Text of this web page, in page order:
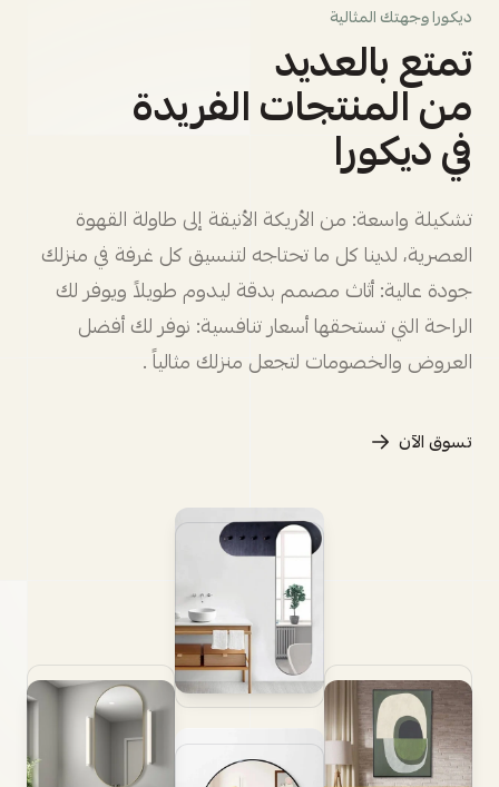
ديكورا وجهتك المثالية
تمتع بالعديد
من المنتجات الفريدة
في ديكورا
تشكيلة واسعة: من الأريكة الأنيقة إلى طاولة القهوة
العصرية، لدينا كل ما تحتاجه لتنسيق كل غرفة في منزلك
جودة عالية: أثاث مصمم بدقة ليدوم طويلاً ويوفر لك
الراحة التي تستحقها أسعار تنافسية: نوفر لك أفضل
العروض والخصومات لتجعل منزلك مثالياً .
تسوق الآن